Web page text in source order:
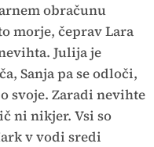
obračunu
morje, čeprav Lara
Julija je
Sanja pa se odloči,
svoje. Zaradi nevihte
ni nikjer. Vsi so
v vodi sredi